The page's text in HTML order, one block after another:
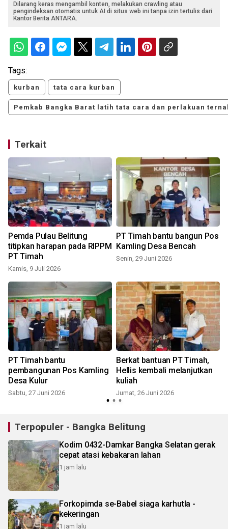
Dilarang keras mengambil konten, melakukan crawling atau
pengindeksan otomatis untuk AI di situs web ini tanpa izin tertulis dari
Kantor Berita ANTARA.
Tags:
kurban tata cara kurban
Pemkab Bangka Barat latih tata cara dan perlakuan
Terkait
Pemda Pulau Belitung
titipkan harapan pada RIPPM
PT Timah
Kamis, 9 Juli 2026
PT Timah bantu bangun Pos
Kamling Desa Bencah
Senin, 29 Juni 2026
PT Timah bantu
pembangunan Pos Kamling
Desa Kulur
Sabtu, 27 Juni 2026
Berkat bantuan PT Timah,
Hellis kembali melanjutkan
kuliah
Jumat, 26 Juni 2026
Terpopuler - Bangka Belitung
Kodim 0432-Damkar Bangka Selatan gerak
cepat atasi kebakaran lahan
1 jam lalu
Forkopimda se-Babel siaga karhutla -
kekeringan
1 jam lalu